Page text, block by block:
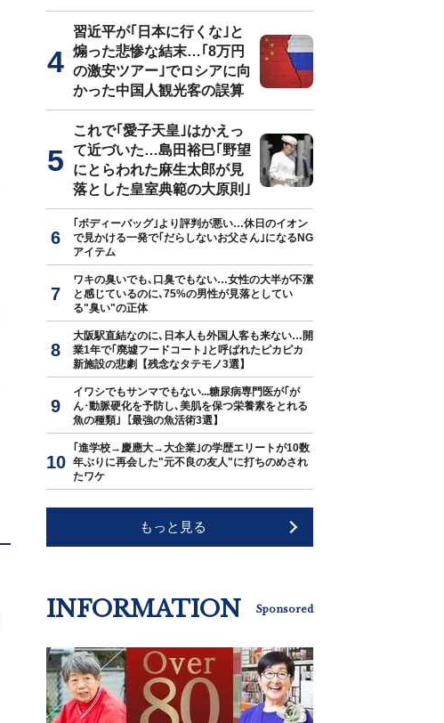
習近平が｢日本に行くな｣と
煽った悲惨な結末…｢8万円
の激安ツアー｣でロシアに向
かった中国人観光客の誤算
これで｢愛子天皇｣はかえっ
て近づいた…島田裕巳｢野望
にとらわれた麻生太郎が見
落とした皇室典範の大原則｣
｢ボディーバッグ｣より評判が悪い…休日のイオン
で見かける一発で｢だらしないお父さん｣になるNG
アイテム
ワキの臭いでも､口臭でもない…女性の大半が不潔
と感じているのに､75%の男性が見落としてい
る"臭い"の正体
大阪駅直結なのに､日本人も外国人客も来ない…開
業1年で｢廃墟フードコート｣と呼ばれたピカピカ
新施設の悲劇【残念なタテモノ3選】
イワシでもサンマでもない...糖尿病専門医が｢が
ん･動脈硬化を予防し､美肌を保つ栄養素をとれる
魚の種類｣【最強の魚活術3選】
｢進学校→慶應大→大企業｣の学歴エリートが10数
年ぶりに再会した"元不良の友人"に打ちのめされ
たワケ
もっと見る
INFORMATION Sponsored